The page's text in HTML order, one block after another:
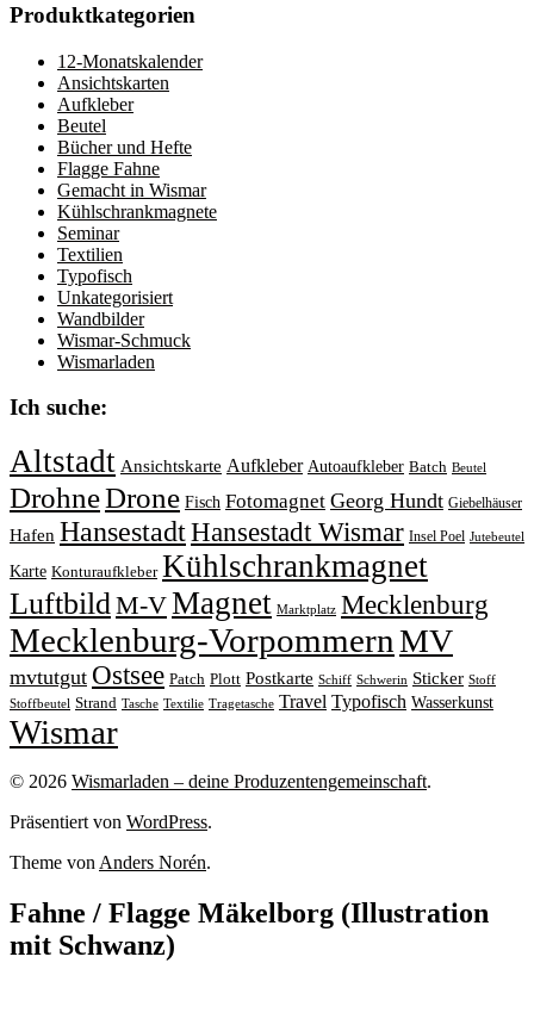
Produktkategorien
12-Monatskalender
Ansichtskarten
Aufkleber
Beutel
Bücher und Hefte
Flagge Fahne
Gemacht in Wismar
Kühlschrankmagnete
Seminar
Textilien
Typofisch
Unkategorisiert
Wandbilder
Wismar-Schmuck
Wismarladen
Ich suche:
Altstadt Ansichtskarte Aufkleber Autoaufkleber Batch Beutel
DrohneDrone Fisch Fotomagnet Georg Hundt Giebelhäuser
Hafen HansestadtHansestadt Wismar Insel Poel Jutebeutel
Karte Konturaufkleber Kühlschrankmagnet
LuftbildM-VMagnet Marktplatz Mecklenburg
Mecklenburg-VorpommernMV
mvtutgut Ostsee Patch Plott Postkarte Schiff Schwerin Sticker Stoff
Stoffbeutel Strand Tasche Textilie Tragetasche Travel Typofisch Wasserkunst
Wismar
© 2026 Wismarladen – deine Produzentengemeinschaft.
Präsentiert von WordPress.
Theme von Anders Norén.
Fahne / Flagge Mäkelborg (Illustration
mit Schwanz)